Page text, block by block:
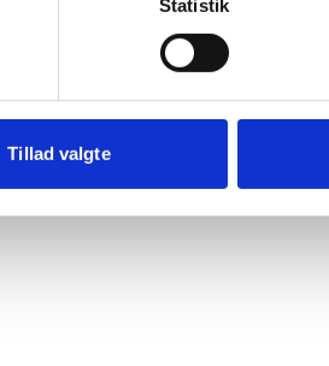
Statistik
Tillad valgte